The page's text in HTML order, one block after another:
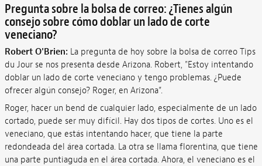
Pregunta sobre la bolsa de correo: ¿Tienes algún
consejo sobre cómo doblar un lado de corte
veneciano?
Robert O'Brien: La pregunta de hoy sobre la bolsa de correo Tips
du Jour se nos presenta desde Arizona. Robert, "Estoy intentando
doblar un lado de corte veneciano y tengo problemas. ¿Puede
ofrecer algún consejo? Roger, en Arizona”.
Roger, hacer un bend de cualquier lado, especialmente de un lado
cortado, puede ser muy difícil. Hay dos tipos de cortes. Uno es el
veneciano, que estás intentando hacer, que tiene la parte
redondeada del área cortada. La otra se llama florentina, que tiene
una parte puntiaguda en el área cortada. Ahora, el veneciano es el